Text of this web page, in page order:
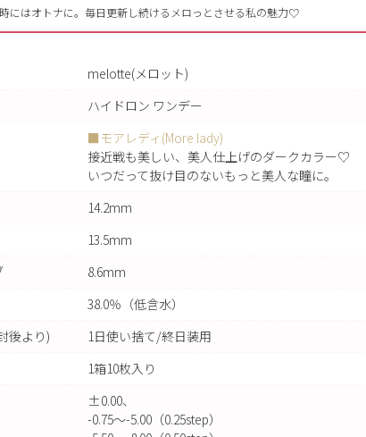
にはオトナに。毎日更新し続けるメロっとさせる私の魅力♡
melotte(メロット)
ハイドロン ワンデー
■モアレディ(More lady)
接近戦も美しい、美人仕上げのダークカラー♡
いつだって抜け目のないもっと美人な瞳に。
14.2mm
13.5mm
8.6mm
38.0％（低含水）
後より)
1日使い捨て/終日装用
1箱10枚入り
±0.00、
-0.75～-5.00（0.25step）